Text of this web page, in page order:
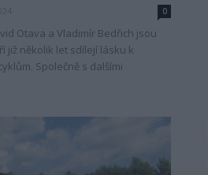
0
Otava a Vladimír Bedřich jsou
již několik let sdílejí lásku k
Společně s dalšími